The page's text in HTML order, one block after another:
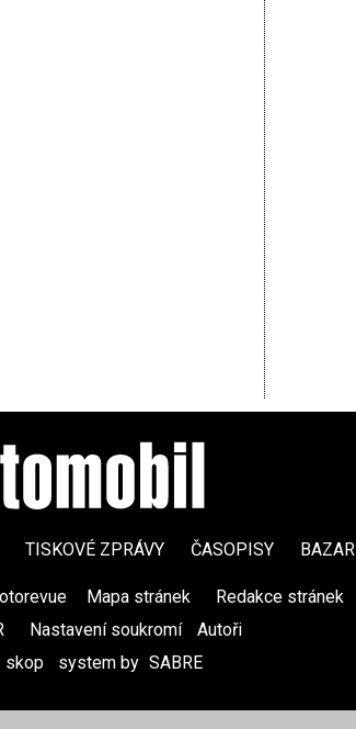
TISKOVÉ ZPRÁVY ČASOPISY BAZAR
Mapa stránek Redakce stránek
Nastavení soukromí
Autoři
skop
system by SABRE